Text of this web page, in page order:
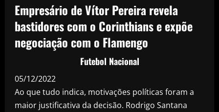
Empresário de Vítor Pereira revela
bastidores com o Corinthians e expõe
negociação com o Flamengo
Futebol Nacional
05/12/2022
Ao que tudo indica, motivações políticas foram a
maior justificativa da decisão. Rodrigo Santana